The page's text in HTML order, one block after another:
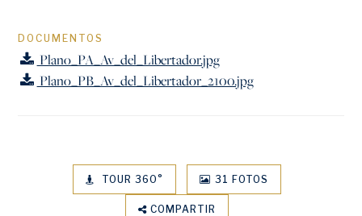
DOCUMENTOS
Plano_PA_Av_del_Libertador.jpg
Plano_PB_Av_del_Libertador_2100.jpg
TOUR 360° 31 FOTOS
COMPARTIR